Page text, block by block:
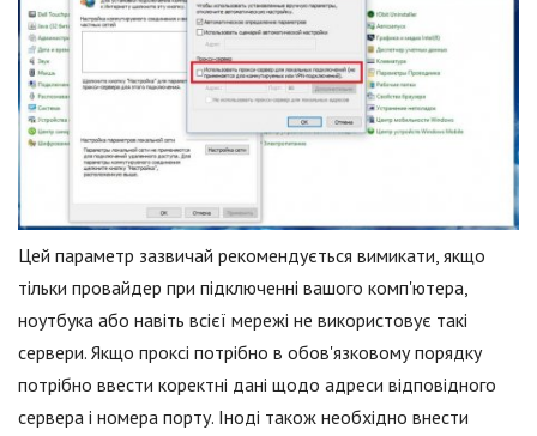
Цей параметр зазвичай рекомендується вимикати, якщо
тільки провайдер при підключенні вашого комп'ютера,
ноутбука або навіть всієї мережі не використовує такі
сервери. Якщо проксі потрібно в обов'язковому порядку
потрібно ввести коректні дані щодо адреси відповідного
сервера і номера порту. Іноді також необхідно внести